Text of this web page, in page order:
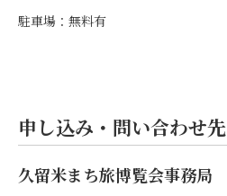
駐車場：無料有
申し込み・問い合わせ先
久留米まち旅博覧会事務局